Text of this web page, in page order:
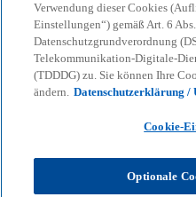
Christian
Verwendung dieser Cookies
Einstellungen“) gemäß Art. 6
Datenschutzgrundverordnung
Telekommunikation-Digitale-
(TDDDG) zu. Sie können Ihre
ändern. Datenschutzerklärung /
Cookie-
Optionale